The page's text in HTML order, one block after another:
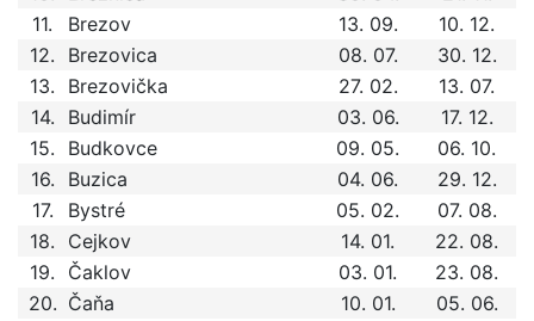
11.
Brezov 13. 09.
10. 12.
12.
Brezovica 08. 07.
30. 12.
13.
Brezovička 27. 02.
13. 07.
14.
Budimír 03. 06.
17. 12.
15.
Budkovce 09. 05.
06. 10.
16.
Buzica 04. 06.
29. 12.
17.
Bystré 05. 02.
07. 08.
18.
Cejkov 14. 01.
22. 08.
19.
Čaklov 03. 01.
23. 08.
20. Čaňa 10. 01.
05. 06.